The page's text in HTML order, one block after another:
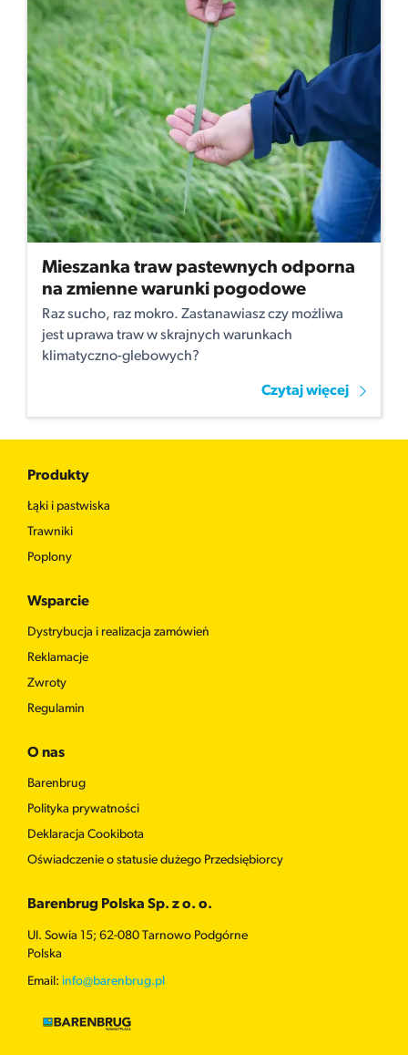
Mieszanka traw pastewnych odporna
na zmienne warunki pogodowe
Raz sucho, raz mokro. Zastanawiasz czy możliwa
jest uprawa traw w skrajnych warunkach
klimatyczno-glebowych?
Czytaj więcej
Produkty
Łąki i pastwiska
Trawniki
Poplony
Wsparcie
Dystrybucja i realizacja zamówień
Reklamacje
Zwroty
Regulamin
O nas
Barenbrug
Polityka prywatności
Deklaracja Cookibota
Oświadczenie o statusie dużego Przedsiębiorcy
Barenbrug Polska Sp. z o. o.
Ul. Sowia 15; 62-080 Tarnowo Podgórne
Polska
Email: info@barenbrug.pl